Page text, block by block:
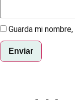
Guarda mi